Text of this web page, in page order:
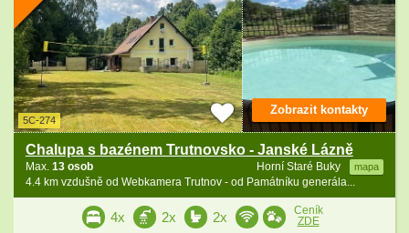
5C-274
Chalupa s bazénem Trutnovsko - Janské Lázně
Horní Staré Buky mapa
Max. 13 osob
4.4 km vzdušně od Webkamera Trutnov - od Památníku generála...
Zobrazit kontakty
4x 2x 2x
Ceník
ZDE